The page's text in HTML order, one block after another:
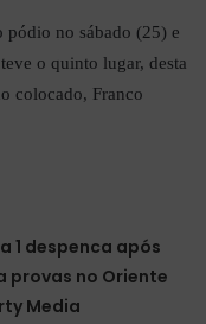
no sábado (25) e
o quinto lugar, desta
colocado, Franco
1 despenca após
provas no Oriente
Media